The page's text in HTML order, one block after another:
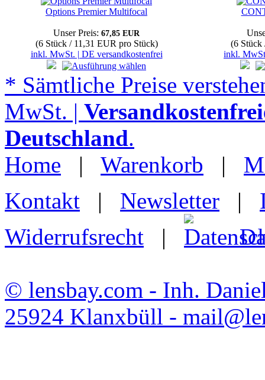
Options Premier Multifocal
Unser Preis: 67,85 EUR
(6 Stück / 11,31 EUR pro Stück)
inkl. MwSt. | DE versandkostenfrei
(6 Stück
inkl.
* Sämtliche Preise
MwSt. |
Deutschland.
Home | Warenkorb |
Kontakt | Newsletter |
Widerrufsrecht |
© lensbay.com - Inh.
25924 Klanxbüll -